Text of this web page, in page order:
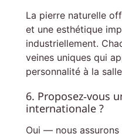
La pierre naturelle
et une esthétique
industriellement.
veines uniques qui
personnalité à la
6. Proposez‑vous
internationale ?
Oui — nous